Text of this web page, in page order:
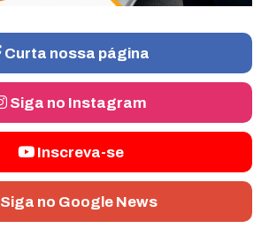
Curta nossa página
Siga no Instagram
Inscreva-se
Siga no Google News